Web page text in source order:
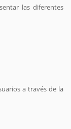
las diferentes
a través de la